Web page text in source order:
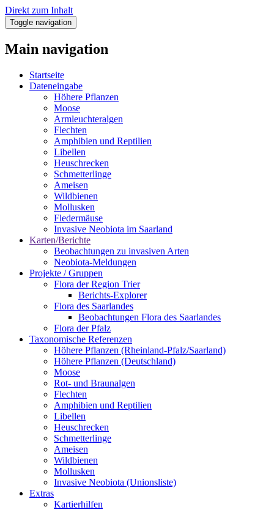
Direkt zum Inhalt
Toggle navigation
Main navigation
Startseite
Dateneingabe
Höhere Pflanzen
Moose
Armleuchteralgen
Flechten
Amphibien und Reptilien
Libellen
Heuschrecken
Schmetterlinge
Ameisen
Wildbienen
Mollusken
Fledermäuse
Invasive Neobiota im Saarland
Karten/Berichte
Beobachtungen zu invasiven Arten
Neobiota-Meldungen
Projekte / Gruppen
Flora der Region Trier
Berichts-Explorer
Flora des Saarlandes
Beobachtungen Flora des Saarlandes
Flora der Pfalz
Taxonomische Referenzen
Höhere Pflanzen (Rheinland-Pfalz/Saarland)
Höhere Pflanzen (Deutschland)
Moose
Rot- und Braunalgen
Flechten
Amphibien und Reptilien
Libellen
Heuschrecken
Schmetterlinge
Ameisen
Wildbienen
Mollusken
Invasive Neobiota (Unionsliste)
Extras
Kartierhilfen